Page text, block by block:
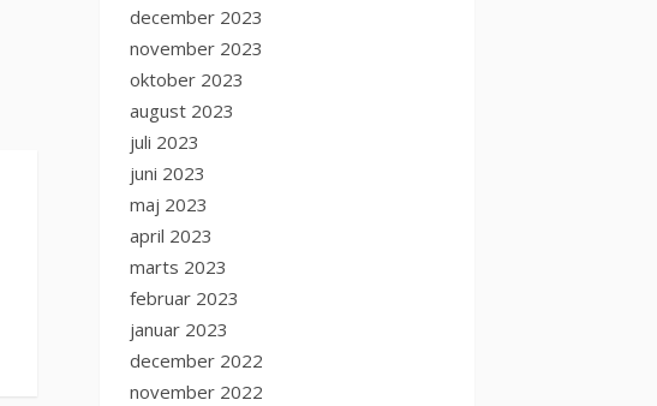
december 2023
november 2023
oktober 2023
august 2023
juli 2023
juni 2023
maj 2023
april 2023
marts 2023
februar 2023
januar 2023
december 2022
november 2022